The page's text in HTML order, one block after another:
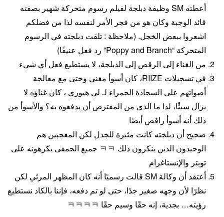
أعطته SM وظيفة دبلجة لفيلم رسوم متحركة شهير بصفته
قائد الوجبة وكان هو من فجر الأمر لنفسه لذا من فضلكم
اشعروا ببعض الخجل. (ملاحظة : تلقت دبلجته في الرسوم
المتحركة “Poppy and Branch” رد فعل عنيفًا)
من الغناء إلى الرقص إلى الدبلجة، لا يستطيع فعل أي شيء
في تسجيلات RIIZE، كان أسوأ مغني وحتى مع معالجة
أصواتهم على السجادة الحمراء لـ لي هيوري ، كان غناؤه لا
يزال سيئًا، لذا ما الذي من المفترض أن يدفعوه به؟ والأسوأ من
ذلك أنه أسوأ راقص أيضًا
صحيح أن دبلجته كانت مثيرة للجدل لكن المعجبين هم
الوحيدون الذين ينكرون ذلك ㅋㅋ جميع الحمقى يكرهونه على
تويتر والإنستاغرام
أعتقد أن وكالة SM قالت رسميًا أنه كان المظهر المرئي لكن
نظرًا لأن وجهه صغير جدًا، حتى لو تم دفعه، فإننا بالكاد نستطيع
رؤيته… بجدية، إنه حقًا وسيم حقًا ㅋㅋㅋㅋ